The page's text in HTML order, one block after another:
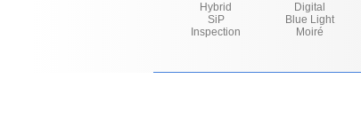
Hybrid
SiP
Inspection
Digital
Blue Light
Moiré